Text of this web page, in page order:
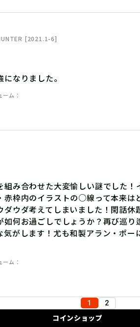
[2021.1-6]
なりました。
ーム
組み合わせた大変愉しい謎でした
赤枠内のイラストの○線って本来は
ダウダ考えてしまいました！閑話
如何お過ごしでしょうか？再び巡
気がします！尤も和製アラン・ポ
ーム
1 2
コインショップ